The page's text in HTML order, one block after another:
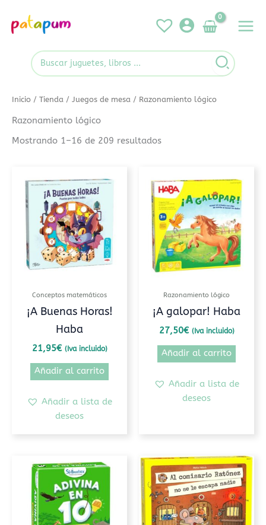
contenido
Search
for:
Inicio / Tienda / Juegos de mesa / Razonamiento lógico
Razonamiento lógico
Mostrando 1–16 de 209 resultados
Conceptos matemáticos
¡A Buenas Horas!
Haba
21,95€ (Iva incluido)
Añadir al carrito
Añadir a lista de
deseos
Razonamiento lógico
¡A galopar! Haba
27,50€ (Iva incluido)
Añadir al carrito
Añadir a lista de
deseos